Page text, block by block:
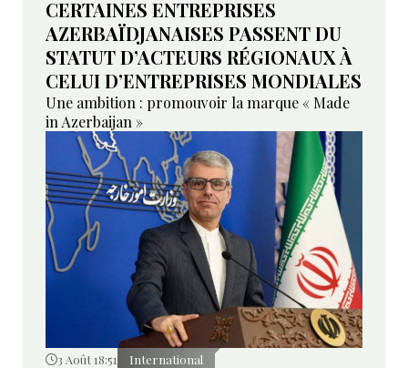
CERTAINES ENTREPRISES
AZERBAÏDJANAISES PASSENT DU
STATUT D’ACTEURS RÉGIONAUX À
CELUI D’ENTREPRISES MONDIALES
Une ambition : promouvoir la marque « Made
in Azerbaijan »
3 Août 18:51 International